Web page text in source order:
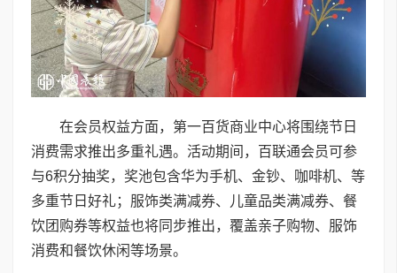
在会员权益方面，第一百货商业中心将围绕节日
消费需求推出多重礼遇。活动期间，百联通会员可参
与6积分抽奖，奖池包含华为手机、金钞、咖啡机、等
多重节日好礼；服饰类满减券、儿童品类满减券、餐
饮团购券等权益也将同步推出，覆盖亲子购物、服饰
消费和餐饮休闲等场景。